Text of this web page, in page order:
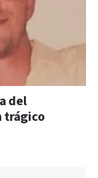
del
trágico